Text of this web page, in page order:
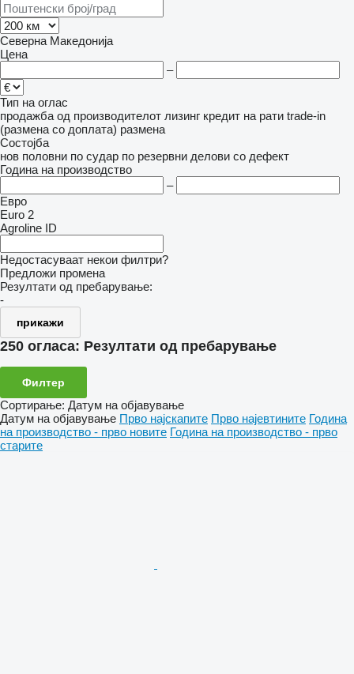
Северна Македонија
Цена
–
Тип на оглас
продажба од производителот лизинг кредит на рати trade-in
(размена со доплата) размена
Состојба
нов половни по судар по резервни делови со дефект
Година на производство
–
Евро
Euro 2
Agroline ID
Недостасуваат некои филтри?
Предложи промена
Резултати од пребарување:
-
прикажи
250 огласа: Резултати од пребарување
Филтер
Сортирање: Датум на објавување
Датум на објавување Прво најскапите Прво најевтините Година
на производство - прво новите Година на производство - прво
старите